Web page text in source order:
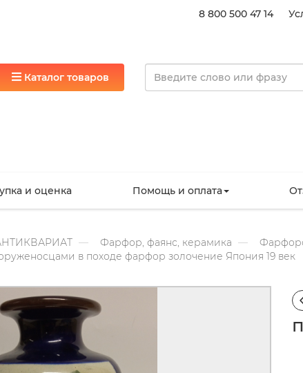
8 800 500 47 14
Каталог товаров
и оценка Помощь и оплата
Фарфор, фаянс, керамика
в походе фарфор золочение Япония 19 век